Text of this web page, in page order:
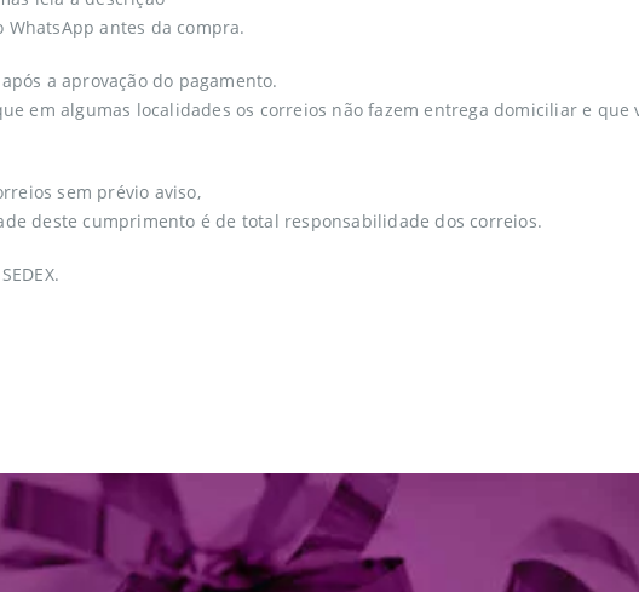
antes da compra.
a aprovação do pagamento.
em algumas localidades os correios não fazem entrega domiciliar e
sem prévio aviso,
deste cumprimento é de total responsabilidade dos correios.